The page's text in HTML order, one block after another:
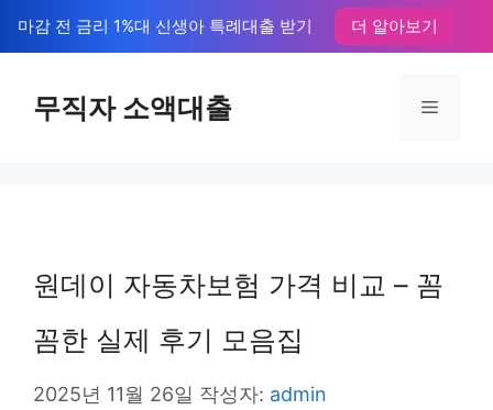
텐
마감 전 금리 1%대 신생아 특례대출 받기 더 알아보기
무직자 소액대출 메
원데이 자동차보험 가격 비교 – 꼼
꼼한 실제 후기 모음집
2025년 11월 26일 작성자: admin